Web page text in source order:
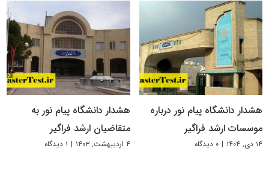
هشدار دانشگاه پیام نور درباره
موسسات ارشد فراگیر
۱۴ دی, ۱۴۰۴ | ۰ دیدگاه
هشدار دانشگاه پیام نور به
متقاضیان ارشد فراگیر
۴ اردیبهشت, ۱۴۰۳ | ۱ دیدگاه